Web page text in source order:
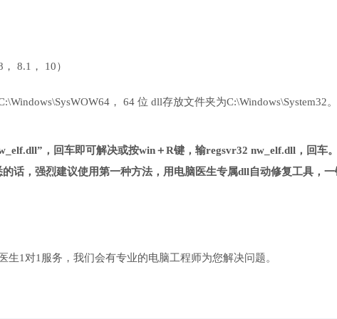
8.1， 10）
， 64 位 dll存放文件夹为C:\Windows\System32。
，回车即可解决或按win＋R键，输regsvr32 nw_elf.dll，回车
话，强烈建议使用第一种方法，用电脑医生专属dll自动修复工具，一
1对1服务，我们会有专业的电脑工程师为您解决问题。